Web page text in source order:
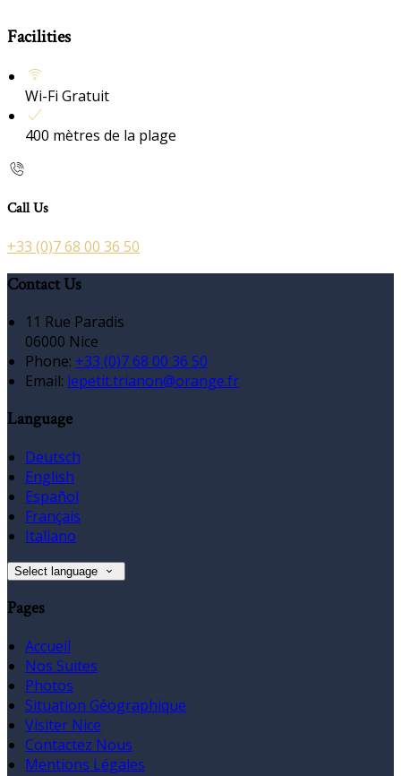
Facilities
Wi-Fi Gratuit
400 mètres de la plage
Call Us
+33 (0)7 68 00 36 50
Contact Us
11 Rue Paradis
06000 Nice
Phone: +33 (0)7 68 00 36 50
Email: lepetit.trianon@orange.fr
Language
Deutsch
English
Español
Français
Italiano
Select language
Pages
Accueil
Nos Suites
Photos
Situation Géographique
Visiter Nice
Contactez Nous
Mentions Légales